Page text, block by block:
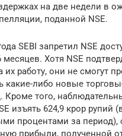
на две недели в
поданной NSE.
SEBI запретил NSE
Хотя NSE
их работу, они не смогут
какие-либо новые
Кроме того,
изъять 624,9 крор рупий
процентами за период),
прибыли, полученной